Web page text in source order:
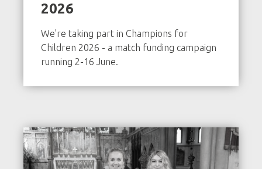
2026
We're taking part in Champions for
Children 2026 - a match funding campaign
running 2-16 June.